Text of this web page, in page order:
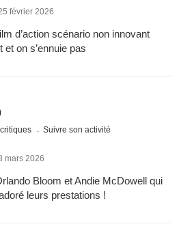
février 2026
d’action scénario non innovant
on s’ennuie pas
Suivre son activité
mars 2026
Bloom et Andie McDowell qui
leurs prestations !